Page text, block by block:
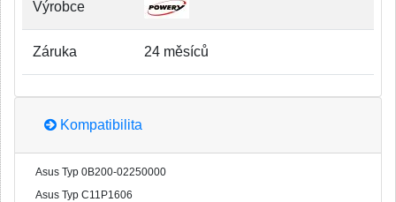
Výrobce
Záruka 24 měsíců
Kompatibilita
Asus Typ 0B200-02250000
Asus Typ C11P1606